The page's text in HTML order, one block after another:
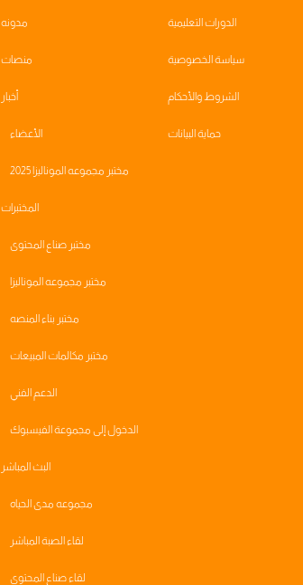
الدورات التعليمية
سياسة الخصوصية
الشروط والأحكام
حماية البيانات
مدونه
منصات
أخبار
الأعضاء
مختبر مجموعه الموناليزا 2025
المختبرات
مختبر صناع المحتوى
مختبر مجموعه الموناليزا
مختبر بناء المنصه
مختبر مكالمات المبيعات
الدعم الفني
الدخول إلى مجموعة الفيسبوك
البث المباشر
مجموعه مدى الحياه
لقاء الصبة المباشر
لقاء صناع المحتوى